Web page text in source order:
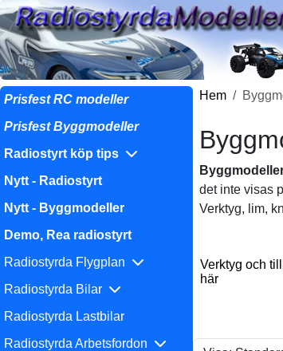
Prisfest RC modeller
Prisfest Byggmodeller
Radiostyrt köp tips
Nytt - Radiostyrt
Nytt - Byggmodeller
Demo, Rea radiostyrt
Radiostyrda Flygplan
Radiostyrda Bilar
Radiostyrda Lastbilar
Radiostyrda Arbetsfordon
Hem
det inte visas
Verktyg, lim,
Verktyg och
här